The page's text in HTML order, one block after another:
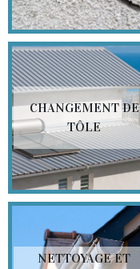
CHANGEMENT DE
TÔLE
NETTOYAGE ET